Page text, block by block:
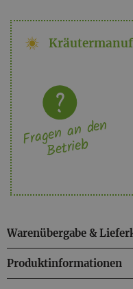
Fragen an den
Betrieb
Warenübergabe &
Produktinformationen